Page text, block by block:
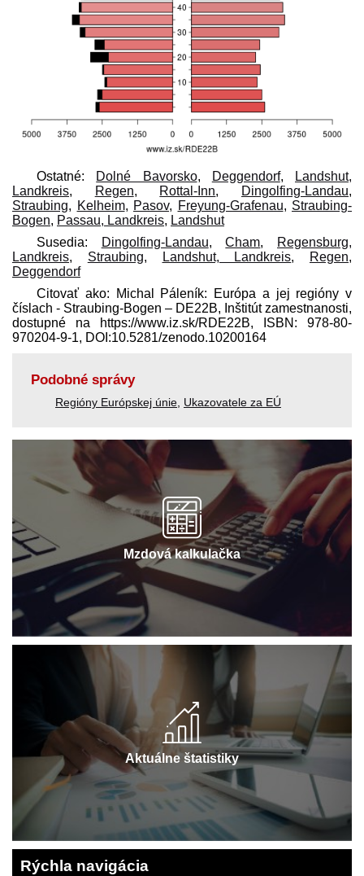
Ostatné: Dolné Bavorsko, Deggendorf,
Landshut,
Landkreis, Regen, Rottal-Inn, Dingolfing-Landau,
Straubing, Kelheim, Pasov, Freyung-Grafenau, Straubing-
Bogen, Passau, Landkreis, Landshut
Susedia:
Dingolfing-Landau,Cham,
Regensburg,
Landkreis, Straubing, Landshut, Landkreis, Regen,
Deggendorf
Citovať ako: Michal Páleník: Európa a jej regióny v
číslach - Straubing-Bogen – DE22B, Inštitút zamestnanosti,
dostupné na https://www.iz.sk/​RDE22B, ISBN: 978-80-
970204-9-1, DOI:10.5281/zenodo.10200164
Podobné správy
Regióny Európskej únie Ukazovatele za EÚ
Mzdová kalkulačka
Aktuálne štatistiky
Rýchla navigácia